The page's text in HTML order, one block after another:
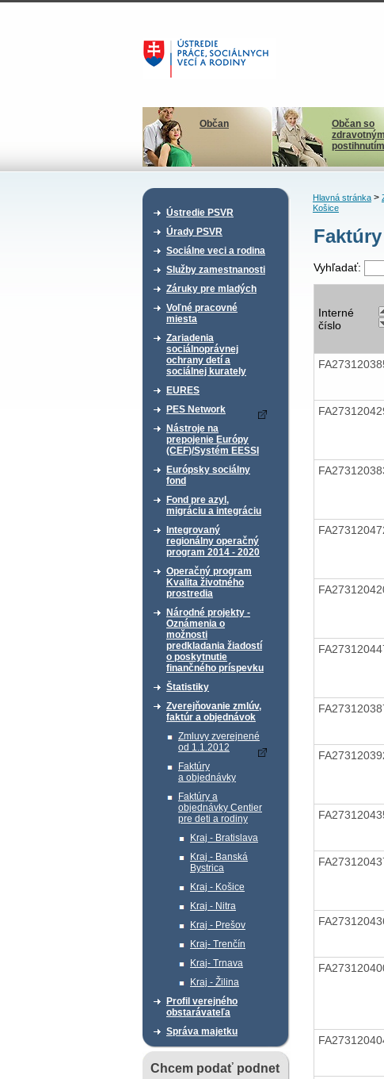
Občan
Občan so
zdravotným
postihnutím
Ústredie PSVR
Úrady PSVR
Sociálne veci a rodina
Služby zamestnanosti
Záruky pre mladých
Voľné pracovné
miesta
Zariadenia
sociálnoprávnej
ochrany detí a
sociálnej kurately
EURES
PES Network
Nástroje na
prepojenie Európy
(CEF)/Systém EESSI
Európsky sociálny
fond
Fond pre azyl,
migráciu a integráciu
Integrovaný
regionálny operačný
program 2014 - 2020
Operačný program
Kvalita životného
prostredia
Národné projekty -
Oznámenia o
možnosti
predkladania žiadostí
o poskytnutie
finančného príspevku
Štatistiky
Zverejňovanie zmlúv,
faktúr a objednávok
Zmluvy zverejnené
od 1.1.2012
Faktúry
a objednávky
Faktúry a
objednávky Centier
pre deti a rodiny
Kraj - Bratislava
Kraj - Banská
Bystrica
Kraj - Košice
Kraj - Nitra
Kraj - Prešov
Kraj- Trenčín
Kraj- Trnava
Kraj - Žilina
Profil verejného
obstarávateľa
Správa majetku
Chcem podať podnet
Hlavná stránka>
Košice
Vyhľadať:
Interné
číslo